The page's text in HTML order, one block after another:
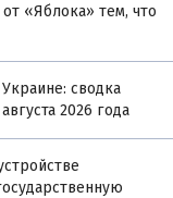
«Яблока» тем, что
сводка
2026 года